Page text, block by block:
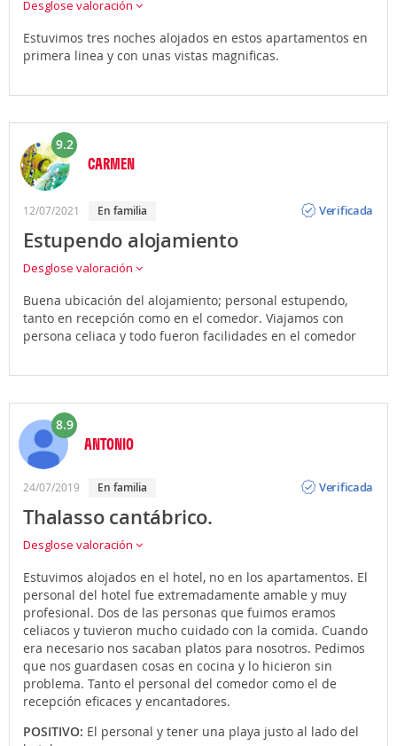
Desglose valoración
Estuvimos tres noches alojados en estos apartamentos en
primera linea y con unas vistas magnificas.
9.2
CARMEN
12/07/2021 en familia
Verificada
Estupendo alojamiento
Desglose valoración
Buena ubicación del alojamiento; personal estupendo,
tanto en recepción como en el comedor. Viajamos con
persona celiaca y todo fueron facilidades en el comedor
8.9
ANTONIO
24/07/2019 en familia
Verificada
Thalasso cantábrico.
Desglose valoración
Estuvimos alojados en el hotel, no en los apartamentos. El
personal del hotel fue extremadamente amable y muy
profesional. Dos de las personas que fuimos eramos
celiacos y tuvieron mucho cuidado con la comida. Cuando
era necesario nos sacaban platos para nosotros. Pedimos
que nos guardasen cosas en cocina y lo hicieron sin
problema. Tanto el personal del comedor como el de
recepción eficaces y encantadores.
POSITIVO: El personal y tener una playa justo al lado del